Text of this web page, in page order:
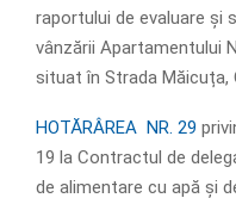
raportului de evaluare și
vânzării Apartamentului
situat în Strada Măicuța,
HOTĂRÂREA NR. 29
19 la Contractul de
de alimentare cu apă și